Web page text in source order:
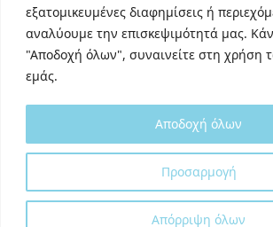
εξατομικευμένες διαφημίσεις ή
αναλύουμε την επισκεψιμότητά μας.
"Αποδοχή όλων", συναινείτε στη χρήση
εμάς.
Προσαρμογή
Απόρριψη όλων
Αποδοχή όλων
Youtube
Designed and developed with